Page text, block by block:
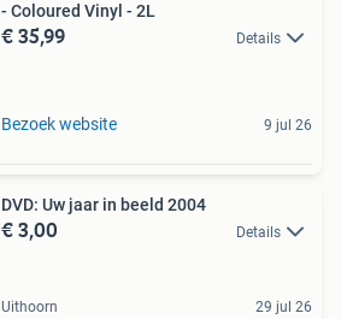
- Coloured Vinyl - 2L
€ 35,99 Details
Bezoek website 9 jul 26
DVD: Uw jaar in beeld 2004
€ 3,00 Details
Uithoorn 29 jul 26